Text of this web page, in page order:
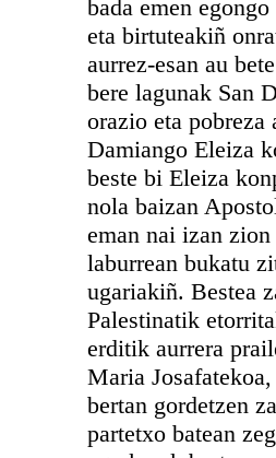
bada emen
eta birtuteakiñ
aurrez-esan au
bere lagunak San
orazio eta pobreza
Damiango Eleiza
beste bi Eleiza
nola baizan
eman nai izan
laburrean bukatu
ugariakiñ. Bestea
Palestinatik
erditik aurrera
Maria
bertan gordetzen
partetxo batean